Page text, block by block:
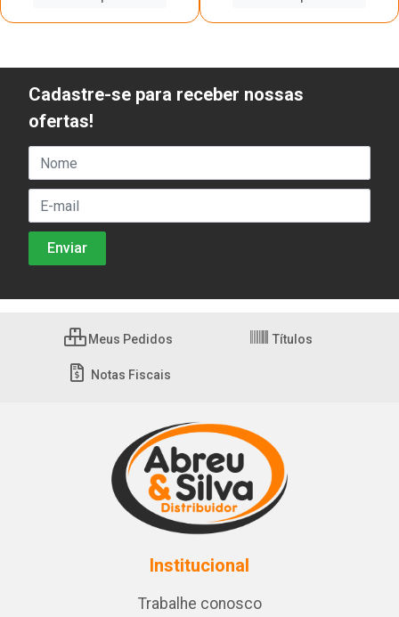
Cadastre-se para receber nossas
ofertas!
Meus Pedidos Títulos
Notas Fiscais
Institucional
Trabalhe conosco